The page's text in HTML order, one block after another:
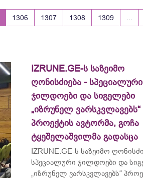
1306 1307 1308 1309
IZRUNE.GE-ს საზეიმო
ღონისძიება - სპეციალური
ჯილდოები და სიგელები
„იზრუნელ ვარსკვლავებს“
პროექტის ავტორმა, გოჩა
ტყეშელაშვილმა გადასცა
IZRUNE.GE-ს საზეიმო
სპეციალური ჯილდოები და
„იზრუნელ ვარსკვლავებს“